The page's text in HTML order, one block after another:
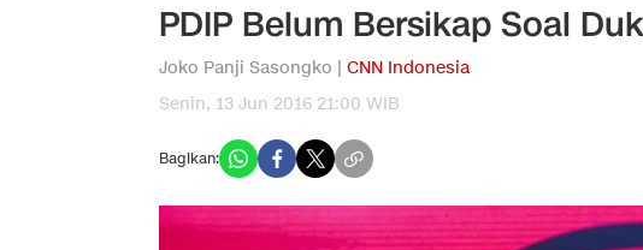
PDIP Belum Bersikap Soal
Joko Panji Sasongko | CNN Indonesia
Senin, 13 Jun 2016 21:00 WIB
Bagikan: